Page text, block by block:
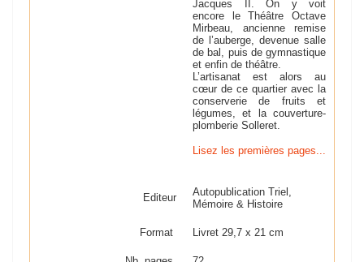
Jacques II. On y voit
encore le Théâtre Octave
Mirbeau, ancienne remise
de l’auberge, devenue salle
de bal, puis de gymnastique
et enfin de théâtre.
L’artisanat est alors au
cœur de ce quartier avec la
conserverie de fruits et
légumes, et la couverture-
plomberie Solleret.
Lisez les premières pages...
Editeur
Autopublication Triel,
Mémoire & Histoire
Format Livret 29,7 x 21 cm